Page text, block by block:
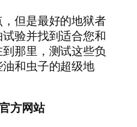
但是最好的地狱者
验并找到适合您和
那里，测试这些负
和虫子的超级地
方网站